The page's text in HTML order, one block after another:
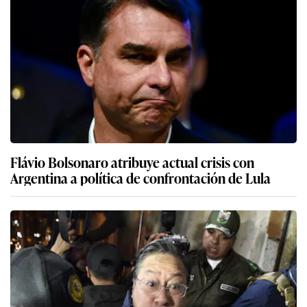
Flávio Bolsonaro atribuye actual crisis con
Argentina a política de confrontación de Lula